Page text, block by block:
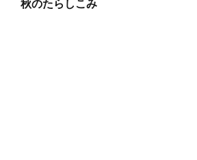
秋のたらしこみ